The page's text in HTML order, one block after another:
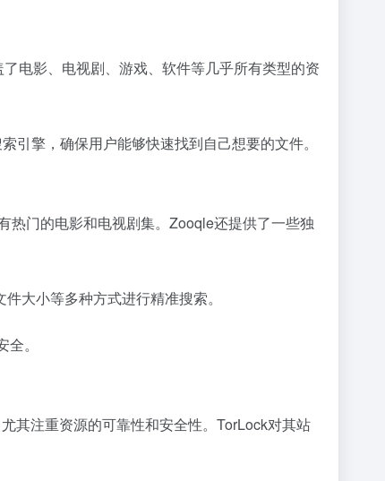
电影、电视剧、游戏、软件等几乎所有类型的资
擎，确保用户能够快速找到自己想要的文件。
热门的电影和电视剧集。Zooqle还提供了一些独
大小等多种方式进行精准搜索。
。
其注重资源的可靠性和安全性。TorLock对其站